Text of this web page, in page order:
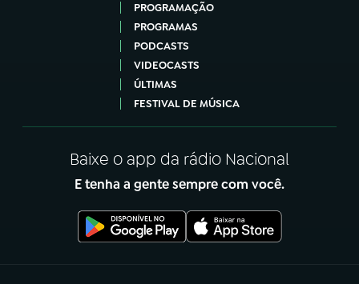
PROGRAMAÇÃO
PROGRAMAS
PODCASTS
VIDEOCASTS
ÚLTIMAS
FESTIVAL DE MÚSICA
Baixe o app da rádio Nacional
E tenha a gente sempre com você.